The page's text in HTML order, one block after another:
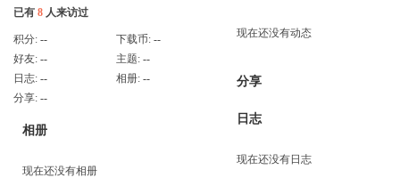
已有 8 人来访过
积分: -- 下载币: --
好友: -- 主题: --
日志: -- 相册: --
分享: --
相册
现在还没有相册
现在还没有动态
分享
日志
现在还没有日志